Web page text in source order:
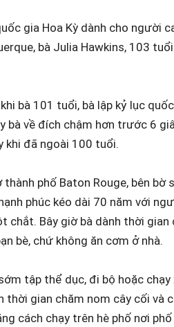
gia Hoa Kỳ dành cho
bà Julia Hawkins, 103
khi bà 101 tuổi, bà lập kỷ lục
bà về đích chậm hơn trước 6
khi đã ngoài 100 tuổi.
thành phố Baton Rouge, bên
phúc kéo dài 70 năm với
chắt. Bây giờ bà dành thời
bè, chứ không ăn cơm ở nhà.
tập thể dục, đi bộ hoặc
thời gian chăm nom cây cối và
cách chạy trên hè phố nơi